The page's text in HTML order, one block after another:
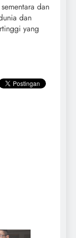
dan
dan
yang